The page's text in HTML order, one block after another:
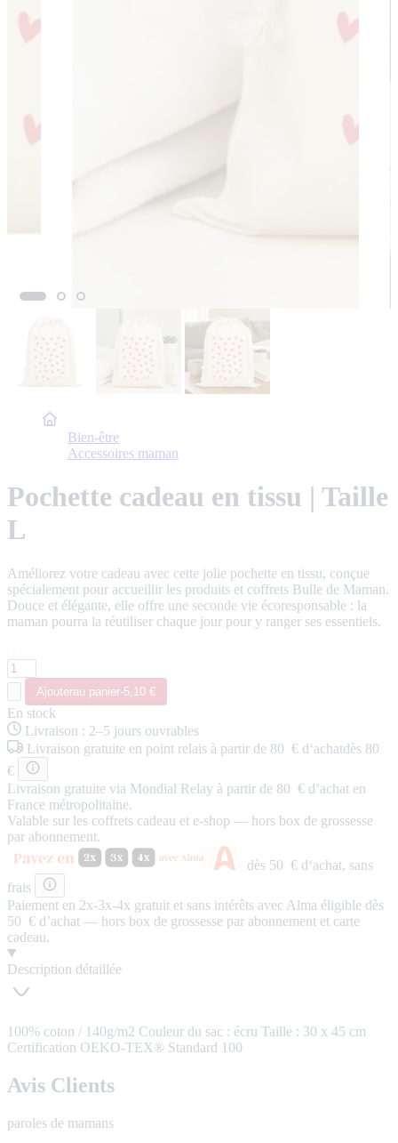
Accueil
Bien-être
Accessoires maman
Pochette cadeau en tissu | Taille
L
Améliorez votre cadeau avec cette jolie pochette en tissu, conçue
spécialement pour accueillir les produits et coffrets Bulle de Maman.
Douce et élégante, elle offre une seconde vie écoresponsable : la
maman pourra la réutiliser chaque jour pour y ranger ses essentiels.
Ajouterau panier-5,10 €
En stock
Livraison : 2–5 jours ouvrables
Livraison gratuite en point relais à partir de 80 € d‘achatdès 80
€
Livraison gratuite via Mondial Relay à partir de 80 € d’achat en
France métropolitaine.
Valable sur les coffrets cadeau et e-shop — hors box de grossesse
par abonnement.
dès 50 € d‘achat, sans
frais
Paiement en 2x-3x-4x gratuit et sans intérêts avec Alma éligible dès
50 € d’achat — hors box de grossesse par abonnement et carte
cadeau.
Description détaillée
100% coton / 140g/m2 Couleur du sac : écru Taille : 30 x 45 cm
Certification OEKO-TEX® Standard 100
Avis Clients
paroles de mamans